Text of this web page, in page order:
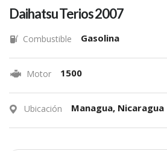
Daihatsu Terios 2007
Combustible Gasolina
Motor 1500
Ubicación Managua, Nicaragua